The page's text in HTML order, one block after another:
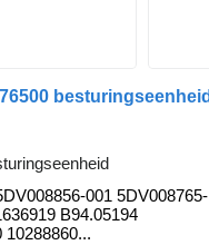
001 5DV008765-
B94.05194
10288860...